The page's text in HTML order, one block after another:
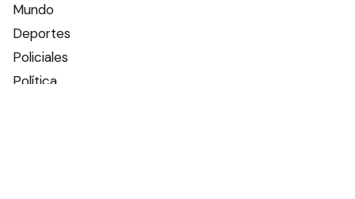
Mundo
Deportes
Policiales
Política